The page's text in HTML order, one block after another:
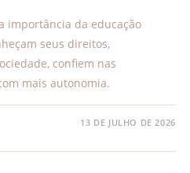
importância da educação
seus direitos,
confiem nas
mais autonomia.
13 DE JULHO DE 2026